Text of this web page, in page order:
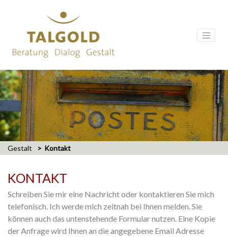
Gestalt Kontakt
KONTAKT
Schreiben Sie mir eine Nachricht oder kontaktieren Sie mich
telefonisch. Ich werde mich zeitnah bei Ihnen melden. Sie
können auch das untenstehende Formular nutzen. Eine Kopie
der Anfrage wird Ihnen an die angegebene Email Adresse